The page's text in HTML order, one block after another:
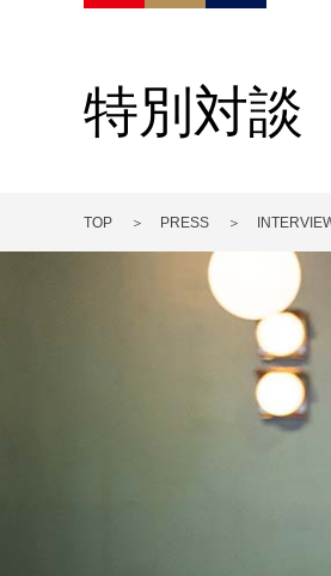
特別対談
TOP PRESS